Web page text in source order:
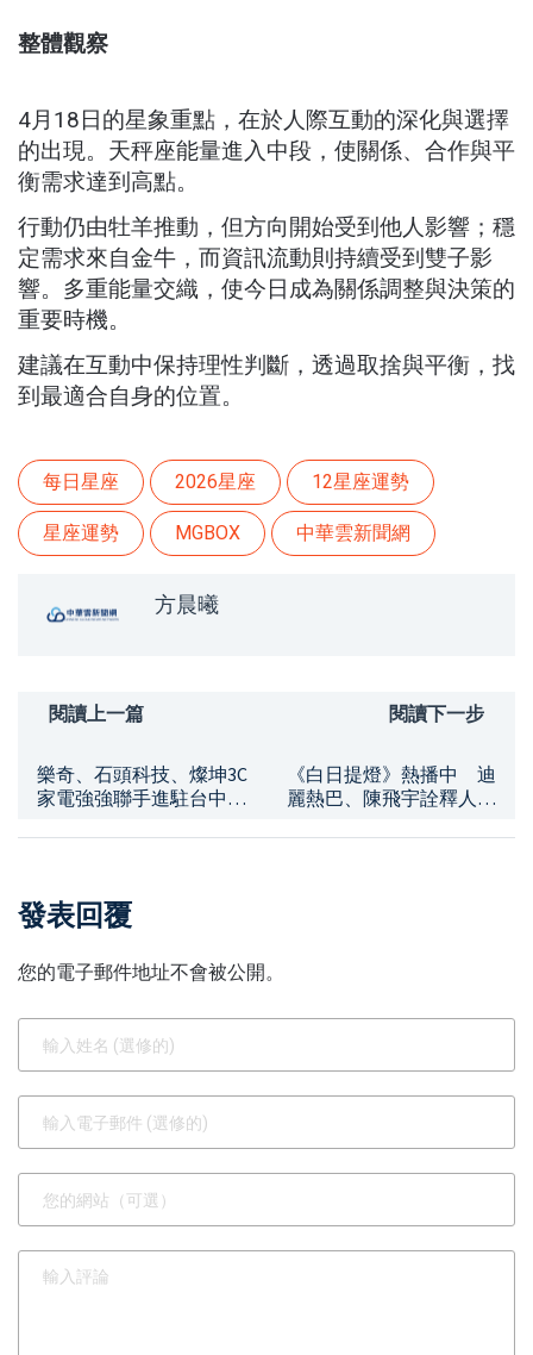
整體觀察
4月18日的星象重點，在於人際互動的深化與選擇
的出現。天秤座能量進入中段，使關係、合作與平
衡需求達到高點。
行動仍由牡羊推動，但方向開始受到他人影響；穩
定需求來自金牛，而資訊流動則持續受到雙子影
響。多重能量交織，使今日成為關係調整與決策的
重要時機。
建議在互動中保持理性判斷，透過取捨與平衡，找
到最適合自身的位置。
每日星座 2026星座 12星座運勢
星座運勢 MGBOX 中華雲新聞網
方晨曦
閱讀上一篇
樂奇、石頭科技、燦坤3C
家電強強聯手進駐台中
閱讀下一步
《白日提燈》熱播中 迪
麗熱巴、陳飛宇詮釋人鬼
發表回覆
您的電子郵件地址不會被公開。